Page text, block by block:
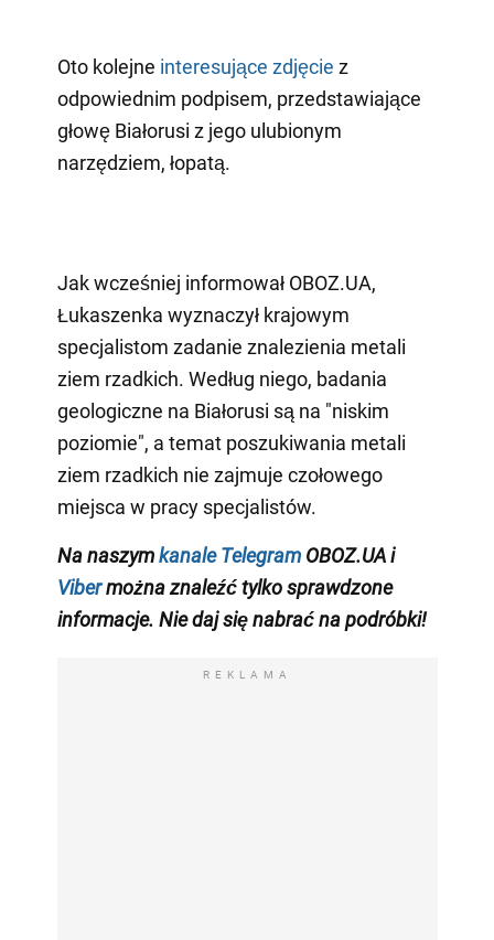
Oto kolejne interesujące zdjęcie z
odpowiednim podpisem, przedstawiające
głowę Białorusi z jego ulubionym
narzędziem, łopatą.
Jak wcześniej informował OBOZ.UA,
Łukaszenka wyznaczył krajowym
specjalistom zadanie znalezienia metali
ziem rzadkich. Według niego, badania
geologiczne na Białorusi są na "niskim
poziomie", a temat poszukiwania metali
ziem rzadkich nie zajmuje czołowego
miejsca w pracy specjalistów.
Na naszymkanale TelegramOBOZ.UA i
Vibermożna znaleźć tylko sprawdzone
informacje. Nie daj się nabrać na podróbki!
REKLAMA